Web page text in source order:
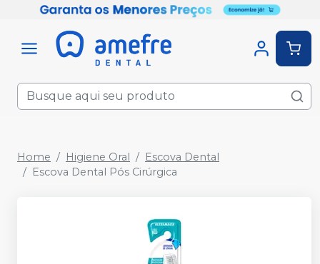
Home Higiene Oral
Escova Dental
Escova Dental Pós Cirúrgica